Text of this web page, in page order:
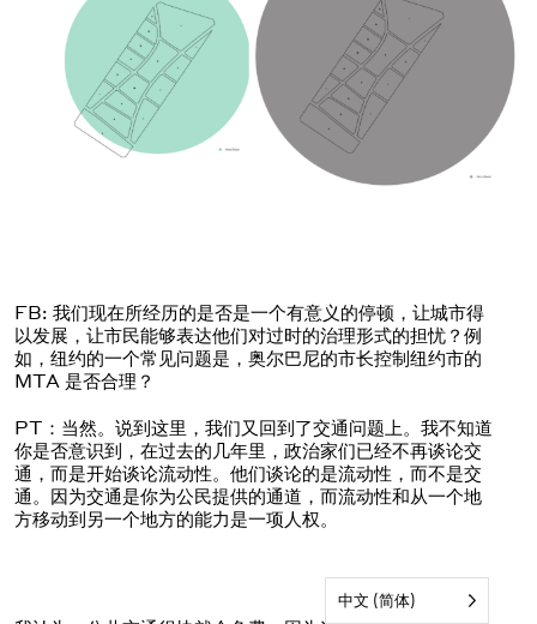
FB: 我们现在所经历的是否是一个有意义的停顿，让城市得
以发展，让市民能够表达他们对过时的治理形式的担忧？例
如，纽约的一个常见问题是，奥尔巴尼的市长控制纽约市的
MTA 是否合理？
PT：当然。说到这里，我们又回到了交通问题上。我不知道
你是否意识到，在过去的几年里，政治家们已经不再谈论交
通，而是开始谈论流动性。他们谈论的是流动性，而不是交
通。因为交通是你为公民提供的通道，而流动性和从一个地
方移动到另一个地方的能力是一项人权。
中文 (简体)